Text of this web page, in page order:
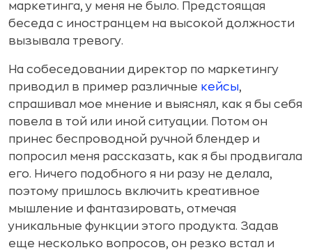
маркетинга, у меня не было. Предстоящая
беседа с иностранцем на высокой должности
вызывала тревогу.
На собеседовании директор по маркетингу
приводил в пример различные кейсы,
спрашивал мое мнение и выяснял, как я бы себя
повела в той или иной ситуации. Потом он
принес беспроводной ручной блендер и
попросил меня рассказать, как я бы продвигала
его. Ничего подобного я ни разу не делала,
поэтому пришлось включить креативное
мышление и фантазировать, отмечая
уникальные функции этого продукта. Задав
еще несколько вопросов, он резко встал и